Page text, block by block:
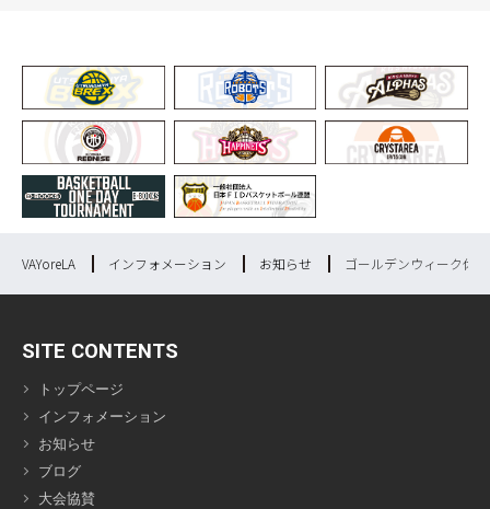
VAYoreLA インフォメーション お知らせ ゴールデンウィーク休
SITE CONTENTS
トップページ
インフォメーション
お知らせ
ブログ
大会協賛